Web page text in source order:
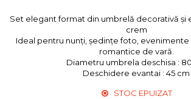
Sweet Wonderland
Decoratiuni Muzicale
Decoratiuni Luminoase
Coronite & Ghirlande
Set elegant format din umbrelă decorativă și
crem
Ideal pentru nunți, ședințe foto, evenimente
romantice de vară.
Diametru umbrela deschisa :
Deschidere evantai : 45 cm
STOC EPUIZAT